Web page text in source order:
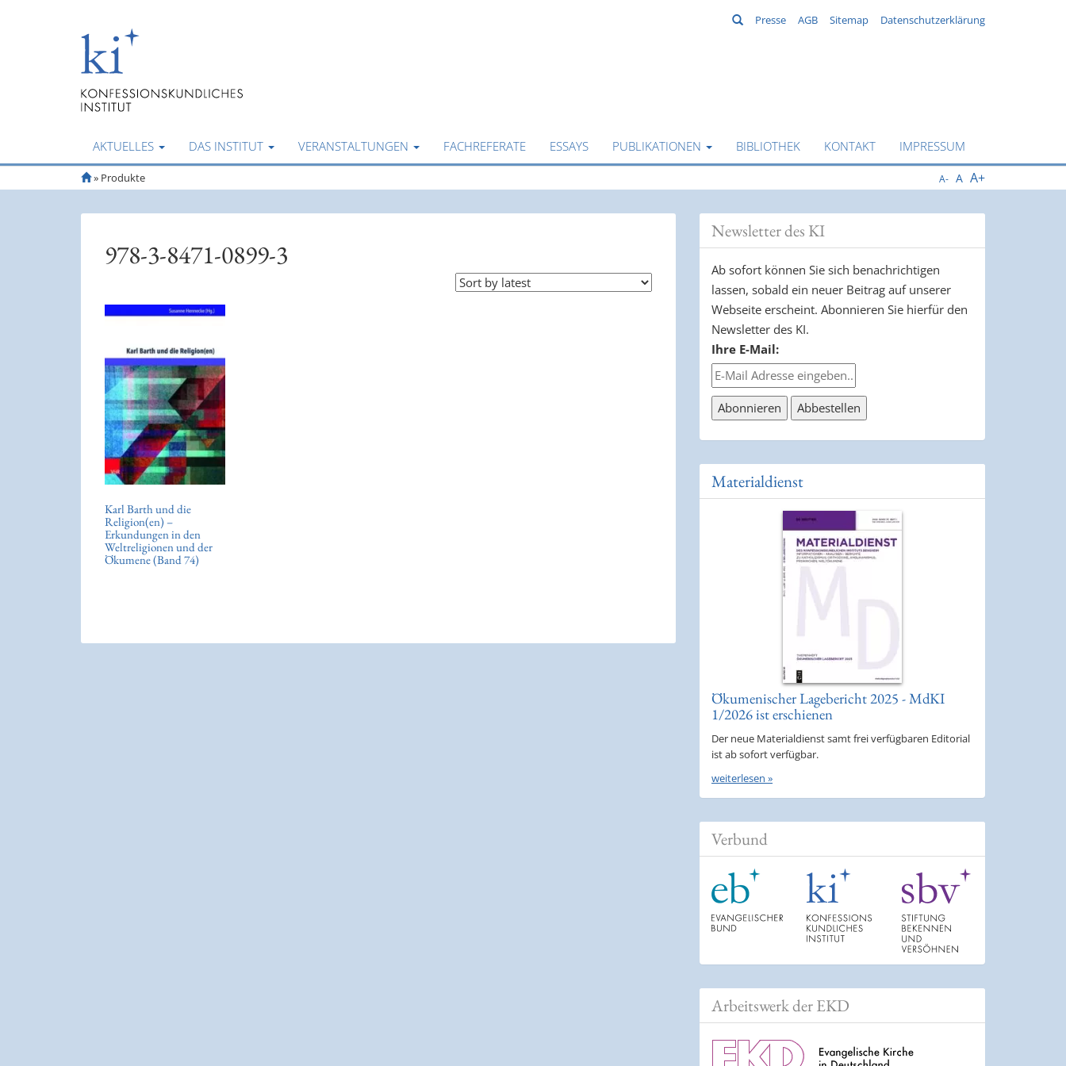
Suchen
Presse AGB Sitemap Datenschutzerklärung
AKTUELLES DAS INSTITUT VERANSTALTUNGEN FACHREFERATE ESSAYS PUBLIKATIONEN BIBLIOTHEK KONTAKT IMPRESSUM
S
t
» Produkte A- A A+
978-3-8471-0899-3
Karl Barth und die
Religion(en) –
Erkundungen in den
Weltreligionen und der
Ökumene (Band 74)
Newsletter des KI
Ab sofort können Sie sich benachrichtigen
lassen, sobald ein neuer Beitrag auf unserer
Webseite erscheint. Abonnieren Sie hierfür den
Newsletter des KI.
Ihre E-Mail:
Materialdienst
Ökumenischer Lagebericht 2025 - MdKI
1/2026 ist erschienen
Der neue Materialdienst samt frei verfügbaren Editorial
ist ab sofort verfügbar.
weiterlesen »
Verbund
Arbeitswerk der EKD